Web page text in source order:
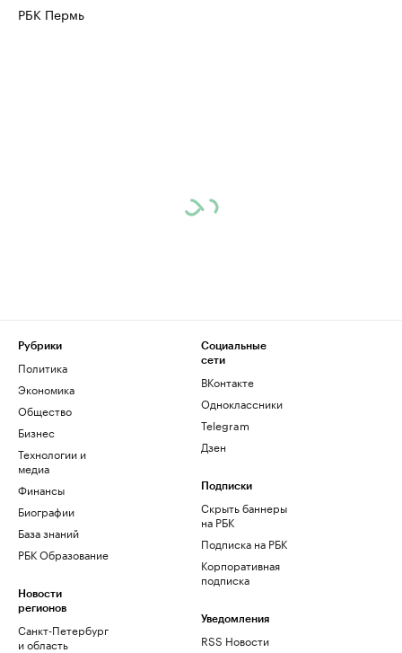
РБК Пермь
Рубрики
Политика
Экономика
Общество
Бизнес
Технологии и
медиа
Финансы
Биографии
База знаний
РБК Образование
Новости
регионов
Санкт-Петербург
и область
Социальные
сети
ВКонтакте
Одноклассники
Telegram
Дзен
Подписки
Скрыть баннеры
на РБК
Подписка на РБК
Корпоративная
подписка
Уведомления
RSS Новости